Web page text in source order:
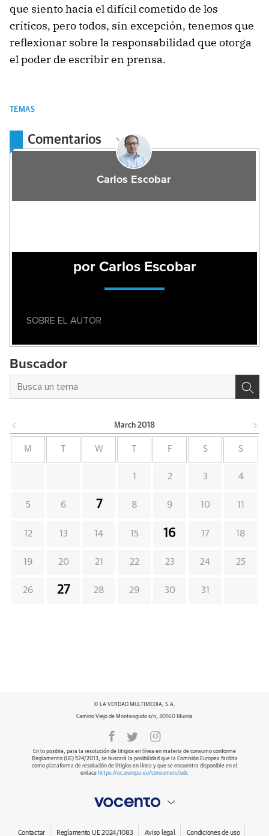
que siento hacia el difícil cometido de los
críticos, pero todos, sin excepción, tenemos que
reflexionar sobre la responsabilidad que otorga
el poder de escribir en prensa.
TEMAS
Comentarios
Carlos Escobar
por Carlos Escobar
SOBRE EL AUTOR
Buscador
March 2018
M W F S S
1 2 3 4
5 6 7 8 9 10 11
12 13 14 15 16 17 18
19 20 21 22 23 24 25
26 27 28 29 30 31
© LA VERDAD MULTIMEDIA, S.A.
Camino Viejo de Monteagudo s/n, 30160 Murcia
En lo posible, para la resolución de litigios en línea en materia de consumo conforme
Reglamento (UE) 524/2013, se buscará la posibilidad que la Comisión Europea facilita
como plataforma de resolución de litigios en línea y que se encuentra disponible en el
enlace https://ec.europa.eu/consumers/odr.
Contactar Reglamento UE 2024/1083 Aviso legal Condiciones de uso